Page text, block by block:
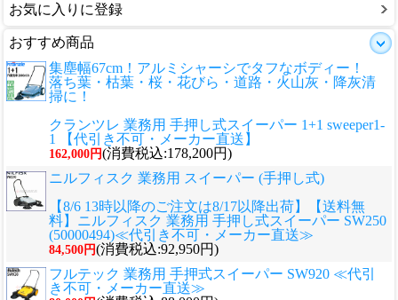
お気に入りに登録
おすすめ商品
集塵幅67cm！アルミシャーシでタフなボディー！
落ち葉・枯葉・桜・花びら・道路・火山灰・降灰清
掃に！
クランツレ 業務用 手押し式スイーパー 1+1 sweeper1-
1 【代引き不可・メーカー直送】
162,000円(消費税込:178,200円)
ニルフィスク 業務用 スイーパー (手押し式)
【8/6 13時以降のご注文は8/17以降出荷】【送料無
料】ニルフィスク 業務用 手押し式スイーパー SW250
(50000494)≪代引き不可・メーカー直送≫
84,500円(消費税込:92,950円)
フルテック 業務用 手押式スイーパー SW920 ≪代引
き不可・メーカー直送≫